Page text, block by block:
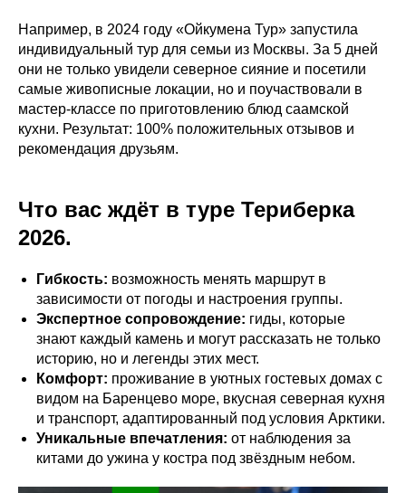
Например, в 2024 году «Ойкумена Тур» запустила
индивидуальный тур для семьи из Москвы. За 5 дней
они не только увидели северное сияние и посетили
самые живописные локации, но и поучаствовали в
мастер-классе по приготовлению блюд саамской
кухни. Результат: 100% положительных отзывов и
рекомендация друзьям.
Что вас ждёт в туре Териберка
2026.
Гибкость: возможность менять маршрут в
зависимости от погоды и настроения группы.
Экспертное сопровождение: гиды, которые
знают каждый камень и могут рассказать не только
историю, но и легенды этих мест.
Комфорт: проживание в уютных гостевых домах с
видом на Баренцево море, вкусная северная кухня
и транспорт, адаптированный под условия Арктики.
Уникальные впечатления: от наблюдения за
китами до ужина у костра под звёздным небом.